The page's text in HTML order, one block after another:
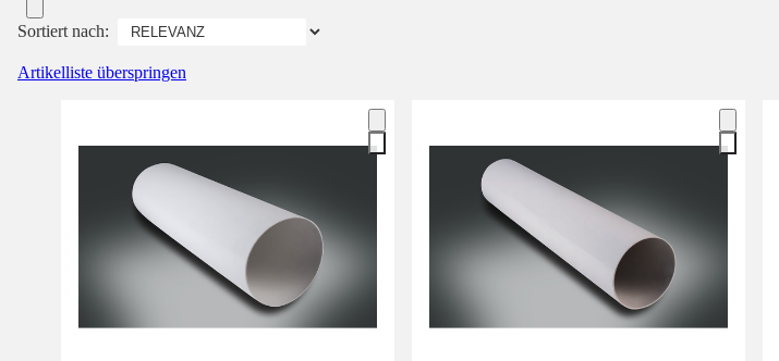
Sortiert nach:
Artikelliste überspringen